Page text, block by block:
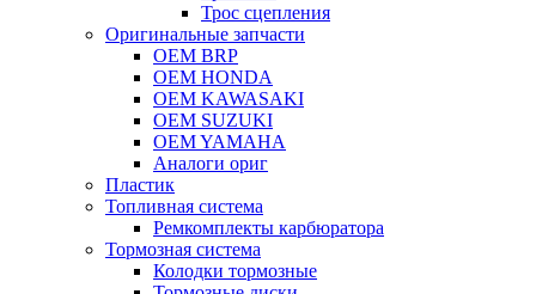
Трос сцепления
Оригинальные запчасти
OEM BRP
OEM HONDA
OEM KAWASAKI
OEM SUZUKI
OEM YAMAHA
Аналоги ориг
Пластик
Топливная система
Ремкомплекты карбюратора
Тормозная система
Колодки тормозные